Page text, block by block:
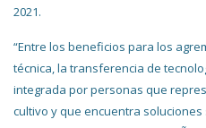
2021.
“Entre los beneficios para los
técnica, la transferencia de
integrada por personas que
cultivo y que encuentra